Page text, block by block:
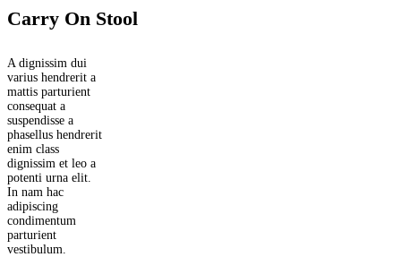
Carry On Stool
A dignissim dui
varius hendrerit a
mattis parturient
consequat a
suspendisse a
phasellus hendrerit
enim class
dignissim et leo a
potenti urna elit.
In nam hac
adipiscing
condimentum
parturient
vestibulum.